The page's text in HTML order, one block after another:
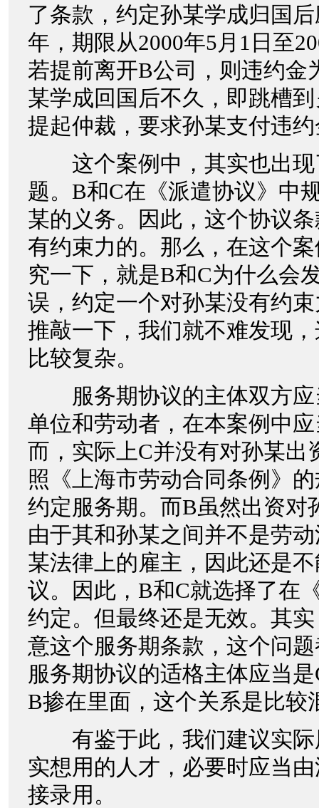
了条款，约定孙某学成归国
年，期限从2000年5月1日至
若提前离开B公司，则违约金
某学成回国后不久，即跳槽
提起仲裁，要求孙某支付违
这个案例中，其实也出现
题。B和C在《派遣协议》
某的义务。因此，这个协议
有约束力的。那么，在这个
究一下，就是B和C为什么会
误，约定一个对孙某没有约
推敲一下，我们就不难发现
比较复杂。
服务期协议的主体双方应
单位和劳动者，在本案例中
而，实际上C并没有对孙某出
照《上海市劳动合同条例》
约定服务期。而B虽然出资对
由于其和孙某之间并不是劳
某法律上的雇主，因此还是
议。因此，B和C就选择了在
约定。但最终还是无效。其
意这个服务期条款，这个问
服务期协议的适格主体应当
B掺在里面，这个关系是比较
有鉴于此，我们建议实际
实想用的人才，必要时应当
接录用。